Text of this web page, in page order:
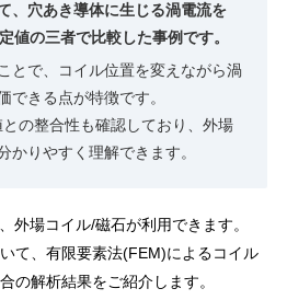
、穴あき導体に生じる渦電流を
値の三者で比較した事例です。
とで、コイル位置を変えながら渦
できる点が特徴です。
の整合性も確認しており、外場
かりやすく理解できます。
外場コイル/磁石が利用できます。
て、有限要素法(FEM)によるコイル
の解析結果をご紹介します。